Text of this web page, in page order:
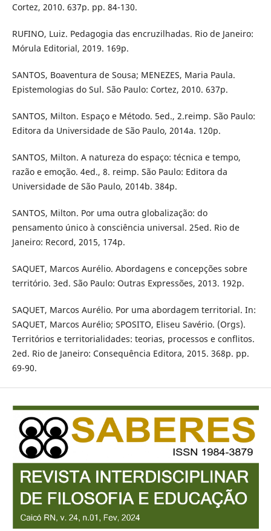
Cortez, 2010. 637p. pp. 84-130.
RUFINO, Luiz. Pedagogia das encruzilhadas. Rio de Janeiro:
Mórula Editorial, 2019. 169p.
SANTOS, Boaventura de Sousa; MENEZES, Maria Paula.
Epistemologias do Sul. São Paulo: Cortez, 2010. 637p.
SANTOS, Milton. Espaço e Método. 5ed., 2.reimp. São Paulo:
Editora da Universidade de São Paulo, 2014a. 120p.
SANTOS, Milton. A natureza do espaço: técnica e tempo,
razão e emoção. 4ed., 8. reimp. São Paulo: Editora da
Universidade de São Paulo, 2014b. 384p.
SANTOS, Milton. Por uma outra globalização: do
pensamento único à consciência universal. 25ed. Rio de
Janeiro: Record, 2015, 174p.
SAQUET, Marcos Aurélio. Abordagens e concepções sobre
território. 3ed. São Paulo: Outras Expressões, 2013. 192p.
SAQUET, Marcos Aurélio. Por uma abordagem territorial. In:
SAQUET, Marcos Aurélio; SPOSITO, Eliseu Savério. (Orgs).
Territórios e territorialidades: teorias, processos e conflitos.
2ed. Rio de Janeiro: Consequência Editora, 2015. 368p. pp.
69-90.